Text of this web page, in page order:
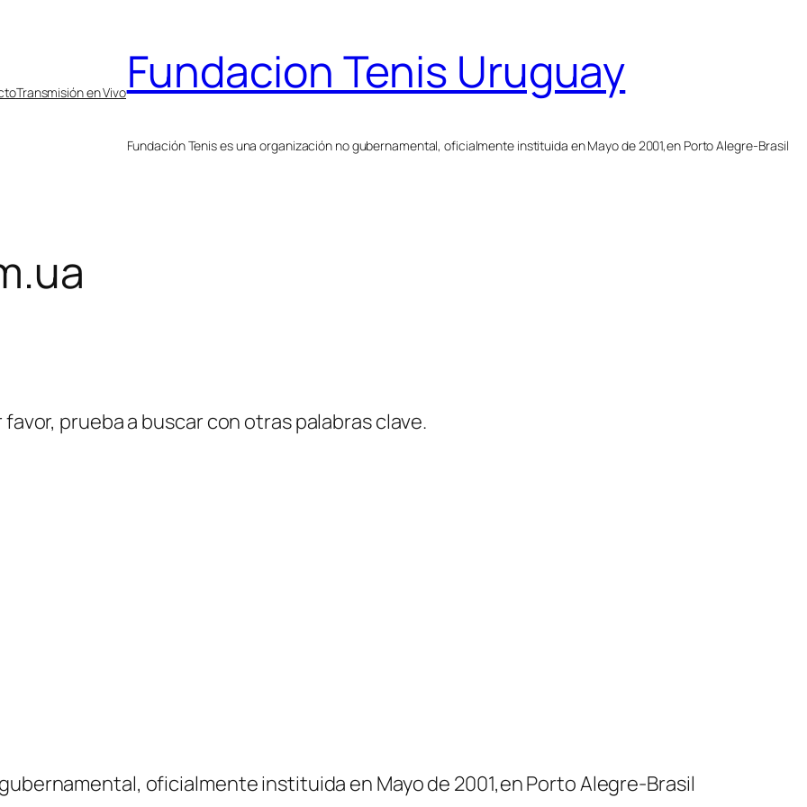
Transmisión en Vivo Fundacion Tenis Uruguay
Fundación Tenis es una organización no gubernamental, oficialmente instituida en Mayo de 2001,en Porto Alegre-Brasil
prueba a buscar con otras palabras clave.
oficialmente instituida en Mayo de 2001,en Porto Alegre-Brasil